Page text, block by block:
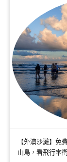
【外澳沙灘】免
山島，看飛行傘